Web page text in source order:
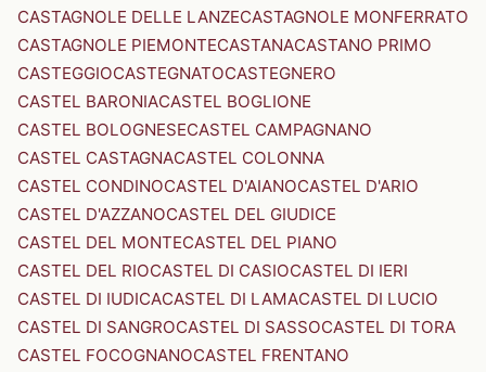
CASTAGNOLE DELLE LANZECASTAGNOLE MONFERRATO
CASTAGNOLE PIEMONTECASTANACASTANO PRIMO
CASTEGGIOCASTEGNATOCASTEGNERO
CASTEL BARONIACASTEL BOGLIONE
CASTEL BOLOGNESECASTEL CAMPAGNANO
CASTEL CASTAGNACASTEL COLONNA
CASTEL CONDINOCASTEL D'AIANOCASTEL D'ARIO
CASTEL D'AZZANOCASTEL DEL GIUDICE
CASTEL DEL MONTECASTEL DEL PIANO
CASTEL DEL RIOCASTEL DI CASIOCASTEL DI IERI
CASTEL DI IUDICACASTEL DI LAMACASTEL DI LUCIO
CASTEL DI SANGROCASTEL DI SASSOCASTEL DI TORA
CASTEL FOCOGNANOCASTEL FRENTANO